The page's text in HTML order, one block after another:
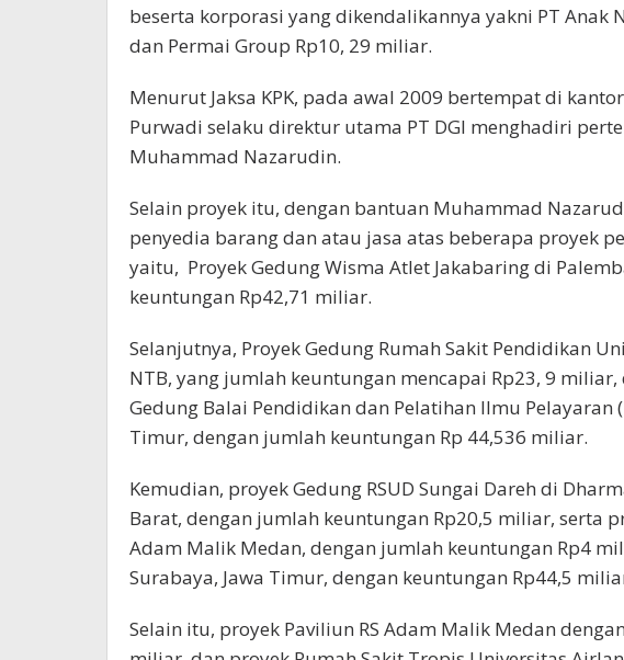
beserta korporasi yang dikendalikannya yakni PT Anak
dan Permai Group Rp10, 29 miliar.
Menurut Jaksa KPK, pada awal 2009 bertempat di
Purwadi selaku direktur utama PT DGI menghadiri
Muhammad Nazarudin.
Selain proyek itu, dengan bantuan Muhammad
penyedia barang dan atau jasa atas beberapa proyek
yaitu, Proyek Gedung Wisma Atlet Jakabaring di
keuntungan Rp42,71 miliar.
Selanjutnya, Proyek Gedung Rumah Sakit Pendidikan
NTB, yang jumlah keuntungan mencapai Rp23, 9
Gedung Balai Pendidikan dan Pelatihan Ilmu Pelayaran
Timur, dengan jumlah keuntungan Rp 44,536 miliar.
Kemudian, proyek Gedung RSUD Sungai Dareh di
Barat, dengan jumlah keuntungan Rp20,5 miliar, serta
Adam Malik Medan, dengan jumlah keuntungan Rp4
Surabaya, Jawa Timur, dengan keuntungan Rp44,5
Selain itu, proyek Paviliun RS Adam Malik Medan